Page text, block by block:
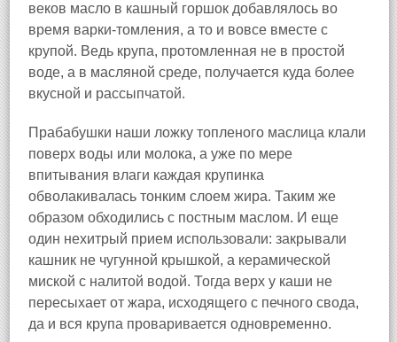
веков масло в кашный горшок добавлялось во
время варки-томления, а то и вовсе вместе с
крупой. Ведь крупа, протомленная не в простой
воде, а в масляной среде, получается куда более
вкусной и рассыпчатой.
Прабабушки наши ложку топленого маслица клали
поверх воды или молока, а уже по мере
впитывания влаги каждая крупинка
обволакивалась тонким слоем жира. Таким же
образом обходились с постным маслом. И еще
один нехитрый прием использовали: закрывали
кашник не чугунной крышкой, а керамической
миской с налитой водой. Тогда верх у каши не
пересыхает от жара, исходящего с печного свода,
да и вся крупа проваривается одновременно.